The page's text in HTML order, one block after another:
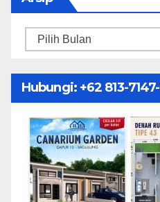
Arsip
Hubungi: ‪+62 813-